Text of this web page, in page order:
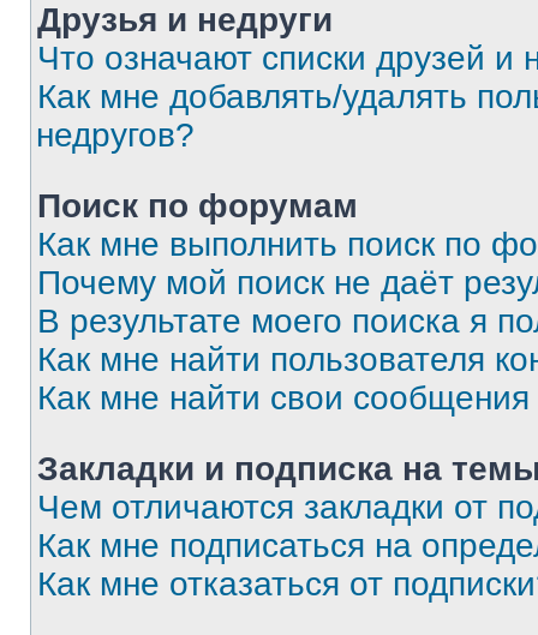
Друзья и недруги
Что означают списки друзей и
Как мне добавлять/удалять
недругов?
Поиск по форумам
Как мне выполнить поиск по
Почему мой поиск не даёт
В результате моего поиска я
Как мне найти пользователя
Как мне найти свои
Закладки и подписка на
Чем отличаются закладки от
Как мне подписаться на
Как мне отказаться от